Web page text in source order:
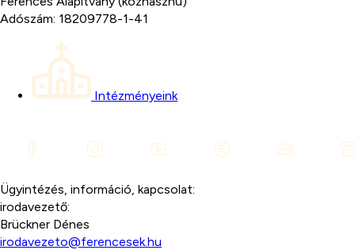
Adószám: 18209778-1-41
Intézményeink
Ügyintézés, információ, kapcsolat:
irodavezető:
Brückner Dénes
irodavezeto@ferencesek.hu